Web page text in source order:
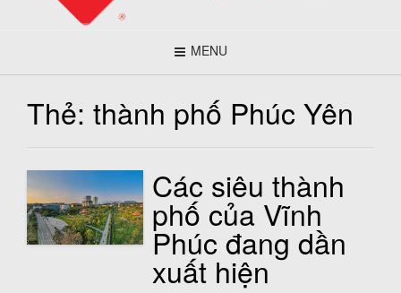
MENU
Thẻ: thành phố Phúc Yên
Các siêu thành
phố của Vĩnh
Phúc đang dần
xuất hiện